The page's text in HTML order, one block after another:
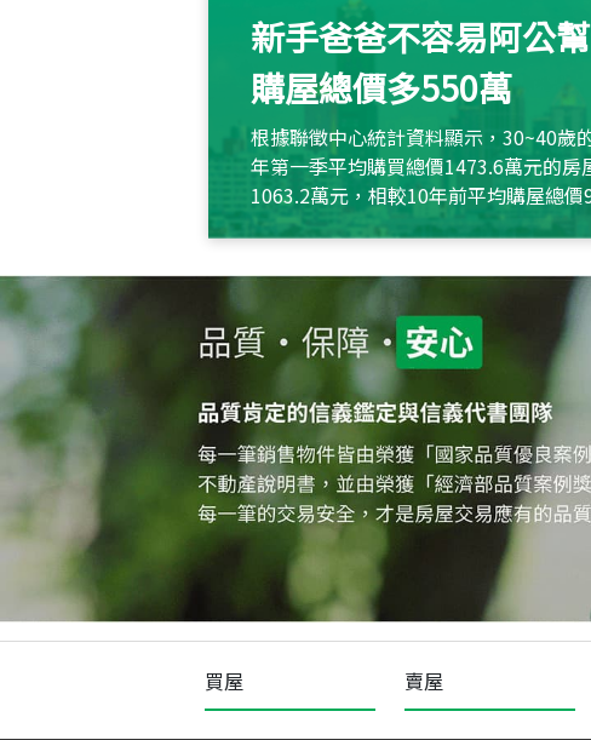
新手爸爸不容易阿公
購屋總價多550萬
根據聯徵中心統計資料顯示，30~40歲
年第一季平均購買總價1473.6萬元的房
1063.2萬元，相較10年前平均購屋總價
約550萬元，且貸款金額也多
買屋 賣屋